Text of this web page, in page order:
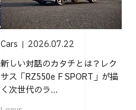
Cars 2026.07.22
新しい対話のカタチとは？レク
サス「RZ550e F SPORT」が描
く次世代のラ...